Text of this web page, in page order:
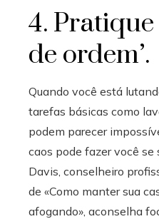
4. Pratique
de ordem’.
Quando você está
tarefas básicas como
podem parecer
caos pode fazer você se
Davis, conselheiro
de «Como manter sua
afogando», aconselha